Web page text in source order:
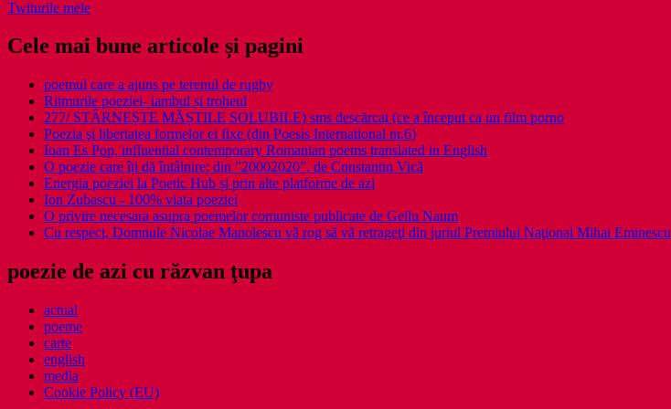
Twiturile mele
Cele mai bune articole și pagini
poemul care a ajuns pe terenul de rugby
Ritmurile poeziei- iambul și troheul
277/ STÂRNEȘTE MĂȘTILE SOLUBILE) sms descărcat (ce a început ca un film porno
Poezia şi libertatea formelor ei fixe (din Poesis International nr.6)
Ioan Es Pop, influential contemporary Romanian poems translated in English
O poezie care îți dă întâlnire: din ”20002020”, de Constantin Vică
Energia poeziei la Poetic Hub și prin alte platforme de azi
Ion Zubascu - 100% viata poeziei
O privire necesara asupra poemelor comuniste publicate de Gellu Naum
Cu respect, Domnule Nicolae Manolescu vă rog să vă retrageţi din juriul Premiului Naţional Mihai Eminescu
poezie de azi cu răzvan ţupa
actual
poeme
carte
english
media
Cookie Policy (EU)